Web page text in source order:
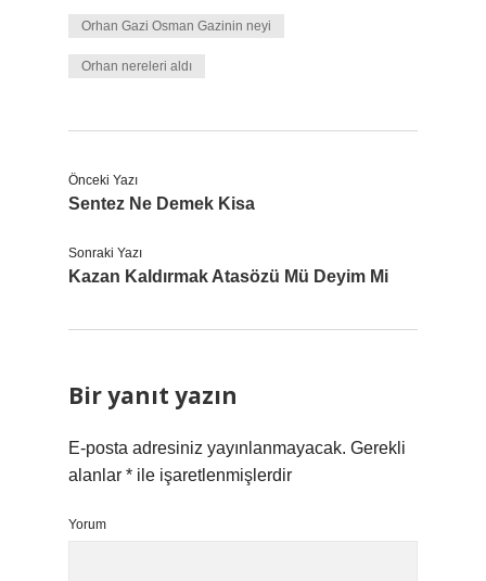
Orhan Gazi Osman Gazinin neyi
Orhan nereleri aldı
Önceki Yazı
Sentez Ne Demek Kisa
Sonraki Yazı
Kazan Kaldırmak Atasözü Mü Deyim Mi
Bir yanıt yazın
E-posta adresiniz yayınlanmayacak. Gerekli
alanlar * ile işaretlenmişlerdir
Yorum